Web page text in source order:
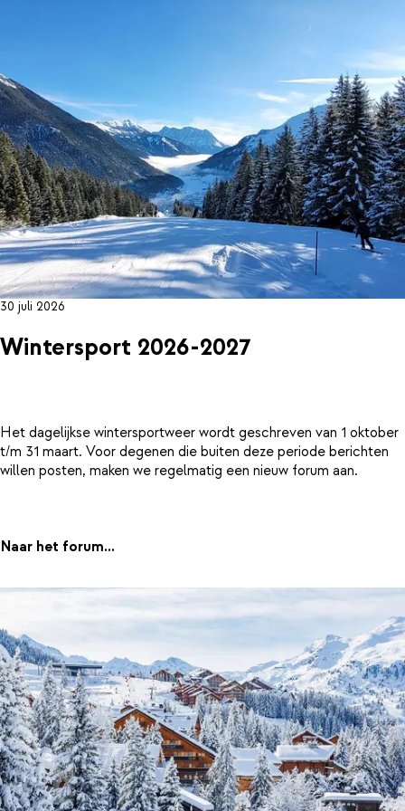
30 juli 2026
Wintersport 2026-2027
Het dagelijkse wintersportweer wordt geschreven van 1 oktober
t/m 31 maart. Voor degenen die buiten deze periode berichten
willen posten, maken we regelmatig een nieuw forum aan.
Naar het forum...